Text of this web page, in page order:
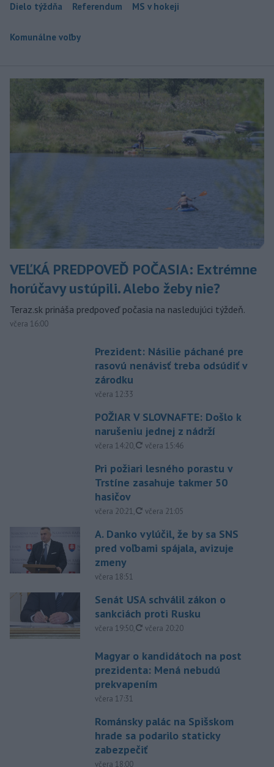
Dielo týždňa Referendum MS v hokeji
Komunálne voľby
VEĽKÁ PREDPOVEĎ POČASIA: Extrémne
horúčavy ustúpili. Alebo žeby nie?
Teraz.sk prináša predpoveď počasia na nasledujúci týždeň.
včera 16:00
Prezident: Násilie páchané pre
rasovú nenávisť treba odsúdiť v
zárodku
včera 12:33
POŽIAR V SLOVNAFTE: Došlo k
narušeniu jednej z nádrží
včera 14:20, aktualizované
včera 15:46
Pri požiari lesného porastu v
Trstíne zasahuje takmer 50
hasičov
včera 20:21, aktualizované
včera 21:05
A. Danko vylúčil, že by sa SNS
pred voľbami spájala, avizuje
zmeny
včera 18:51
Senát USA schválil zákon o
sankciách proti Rusku
včera 19:50, aktualizované
včera 20:20
Magyar o kandidátoch na post
prezidenta: Mená nebudú
prekvapením
včera 17:31
Románsky palác na Spišskom
hrade sa podarilo staticky
zabezpečiť
včera 18:00